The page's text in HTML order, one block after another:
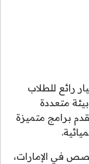
رائع للطلاب
متعددة
برامج متميزة
في الإمارات،